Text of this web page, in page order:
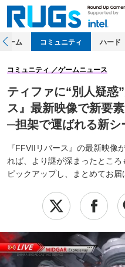
ホーム コミュニティ ハード
ティファに“別人疑惑
ス』最新映像で新要
─担架で運ばれる新シ
『FFVIIリバース』の最新映像
れば、より謎が深まったとこ
ピックアップし、まとめてお届
コミュニティ ゲームニュース